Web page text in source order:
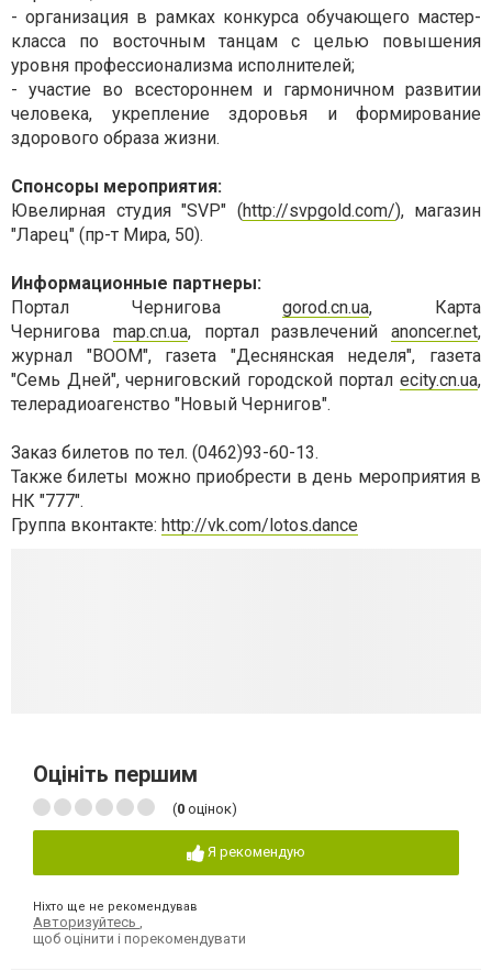
- организация в рамках конкурса обучающего мастер-
класса по восточным танцам с целью повышения
уровня профессионализма исполнителей;
- участие во всестороннем и гармоничном развитии
человека, укрепление здоровья и формирование
здорового образа жизни.
Спонсоры мероприятия:
Ювелирная студия "SVP" (http://svpgold.com/), магазин
"Ларец" (пр-т Мира, 50).
Информационные партнеры:
Портал Черниговаgorod.cn.ua, Карта
Чернигова map.cn.ua, портал развлечений anoncer.net,
журнал "BOOM", газета "Деснянская неделя", газета
"Семь Дней", черниговский городской портал ecity.cn.ua,
телерадиоагенство "Новый Чернигов".
Заказ билетов по тел. (0462)93-60-13.
Также билеты можно приобрести в день мероприятия в
НК "777".
Группа вконтакте: http://vk.com/lotos.dance
Оцініть першим
(0 оцінок)
Я рекомендую
Ніхто ще не рекомендував
Авторизуйтесь
щоб оцінити і порекомендувати